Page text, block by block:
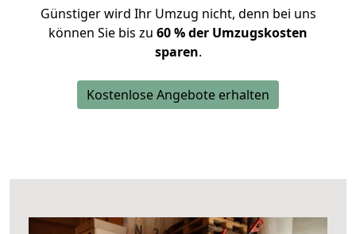
Günstiger wird Ihr Umzug nicht, denn bei uns
können Sie bis zu 60 % der Umzugskosten
sparen.
Kostenlose Angebote erhalten